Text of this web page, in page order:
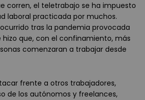
corren, el teletrabajo se ha impuesto
laboral practicada por muchos.
tras la pandemia provocada
hizo que, con el confinamiento, más
comenzaran a trabajar desde
frente a otros trabajadores,
de los autónomos y freelances,